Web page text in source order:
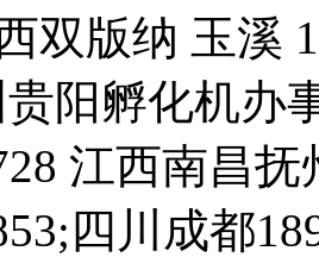
双版纳 玉溪
阳孵化机办
江西南昌
四川成都